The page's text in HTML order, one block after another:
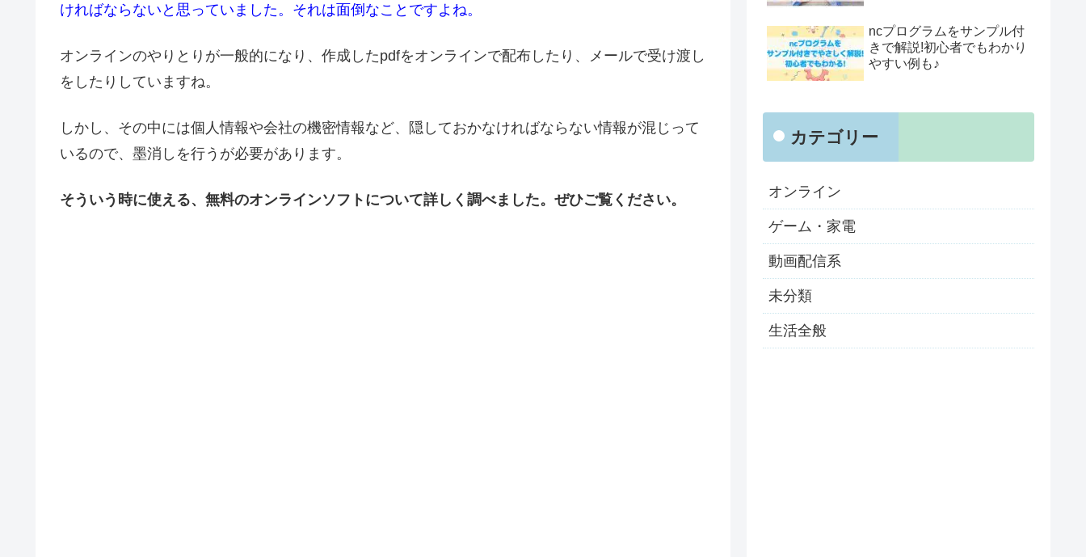
ければならないと思っていました。それは面倒なことですよね。
オンラインのやりとりが一般的になり、作成したpdfをオンラインで配布したり、メールで受け渡し
をしたりしていますね。
しかし、その中には個人情報や会社の機密情報など、隠しておかなければならない情報が混じって
いるので、墨消しを行うが必要があります。
そういう時に使える、無料のオンラインソフトについて詳しく調べました。ぜひご覧ください。
ncプログラムをサンプル付
きで解説!初心者でもわかり
やすい例も♪
カテゴリー
オンライン
ゲーム・家電
動画配信系
未分類
生活全般